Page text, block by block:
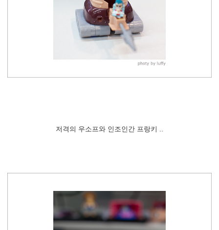
저격의 우소프와 인조인간 프랑키 ..